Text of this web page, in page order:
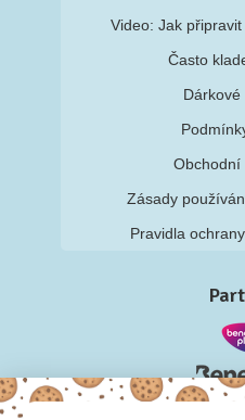
Video: Jak
Často
Obchodní
Zásady
Pravidla